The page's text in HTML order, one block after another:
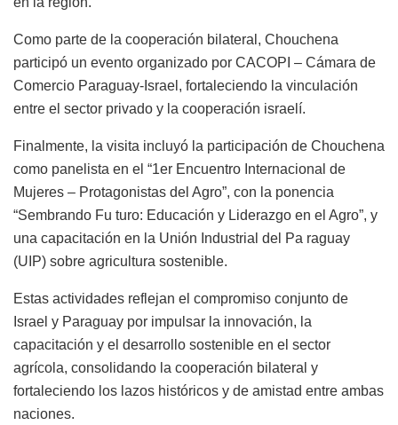
Como parte de la cooperación bilateral, Chouchena
participó un evento organizado por CACOPI – Cámara de
Comercio Paraguay-Israel, fortaleciendo la vinculación
entre el sector privado y la cooperación israelí.
Finalmente, la visita incluyó la participación de Chouchena
como panelista en el “1er Encuentro Internacional de
Mujeres – Protagonistas del Agro”, con la ponencia
“Sembrando Fu turo: Educación y Liderazgo en el Agro”, y
una capacitación en la Unión Industrial del Pa raguay
(UIP) sobre agricultura sostenible.
Estas actividades reflejan el compromiso conjunto de
Israel y Paraguay por impulsar la innovación, la
capacitación y el desarrollo sostenible en el sector
agrícola, consolidando la cooperación bilateral y
fortaleciendo los lazos históricos y de amistad entre ambas
naciones.